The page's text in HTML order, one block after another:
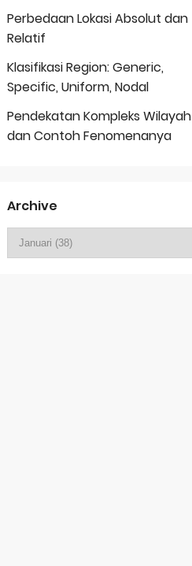
Perbedaan Lokasi Absolut dan
Relatif
Klasifikasi Region: Generic,
Specific, Uniform, Nodal
Pendekatan Kompleks Wilayah
dan Contoh Fenomenanya
Archive